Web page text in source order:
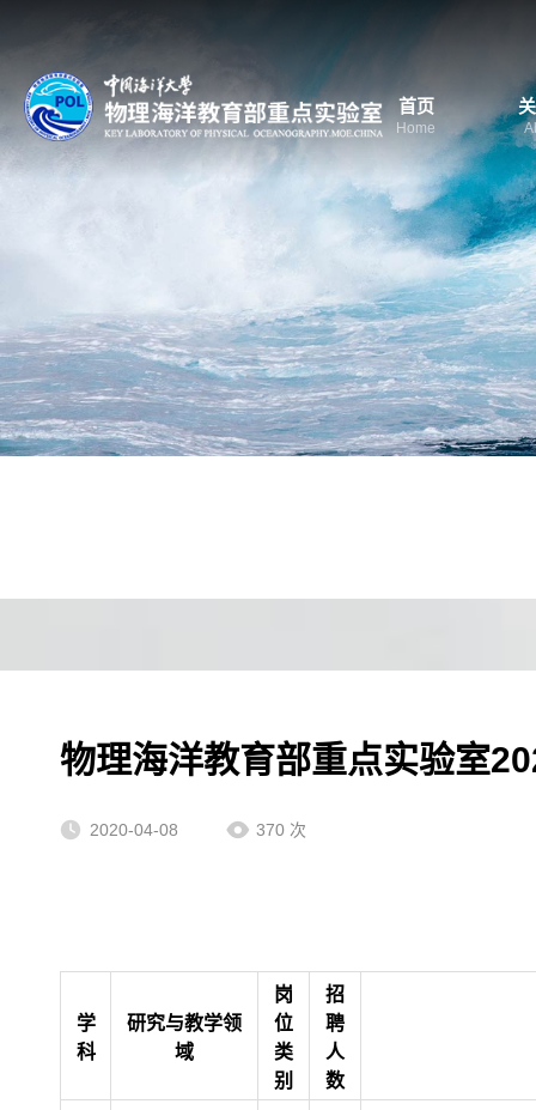
首页
Home
物理海洋教育部重点实验室
2020-04-08 370 次
学
科
研究与教学领
域
岗
位
类
别
招
聘
人
数